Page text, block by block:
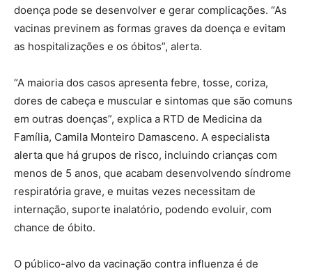
doença pode se desenvolver e gerar complicações. “As
vacinas previnem as formas graves da doença e evitam
as hospitalizações e os óbitos”, alerta.
“A maioria dos casos apresenta febre, tosse, coriza,
dores de cabeça e muscular e sintomas que são comuns
em outras doenças”, explica a RTD de Medicina da
Família, Camila Monteiro Damasceno. A especialista
alerta que há grupos de risco, incluindo crianças com
menos de 5 anos, que acabam desenvolvendo síndrome
respiratória grave, e muitas vezes necessitam de
internação, suporte inalatório, podendo evoluir, com
chance de óbito.
O público-alvo da vacinação contra influenza é de